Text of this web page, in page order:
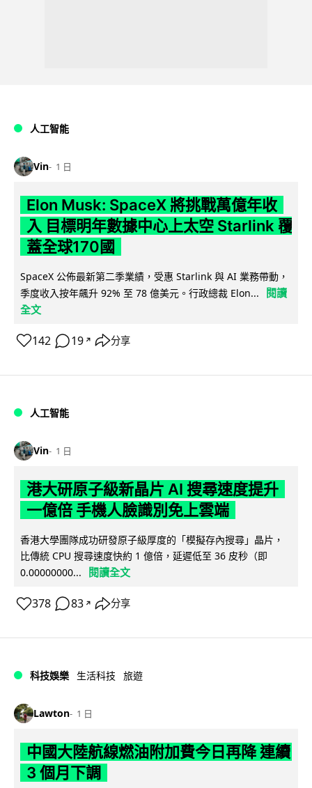
人工智能
Vin 1 日
Elon Musk: SpaceX 將挑戰萬億年收
入 目標明年數據中心上太空 Starlink 覆
蓋全球170國
SpaceX 公佈最新第二季業績，受惠 Starlink 與 AI 業務帶動，
季度收入按年飆升 92% 至 78 億美元。行政總裁 Elon...
閱讀
全文
142 19 ↗ 分享
人工智能
Vin 1 日
港大研原子級新晶片 AI 搜尋速度提升
一億倍 手機人臉識別免上雲端
香港大學團隊成功研發原子級厚度的「模擬存內搜尋」晶片，
比傳統 CPU 搜尋速度快約 1 億倍，延遲低至 36 皮秒（即
0.00000000...
閱讀全文
378 83 ↗ 分享
科技娛樂 生活科技 旅遊
Lawton 1 日
中國大陸航線燃油附加費今日再降 連續
3 個月下調